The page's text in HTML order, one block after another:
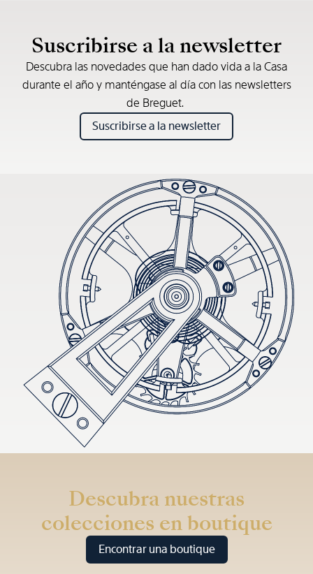
Suscribirse a la newsletter
Descubra las novedades que han dado vida a la Casa
durante el año y manténgase al día con las newsletters
de Breguet.
Suscribirse a la newsletter
Descubra nuestras
colecciones en boutique
Encontrar una boutique